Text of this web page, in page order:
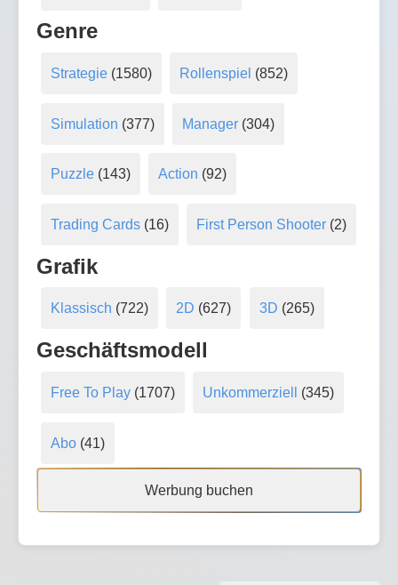
Genre
Strategie(1580) Rollenspiel (852)
Simulation (377) Manager (304)
Puzzle(143) Action (92)
Trading Cards(16) First Person Shooter (2)
Grafik
Klassisch (722) 2D (627) 3D (265)
Geschäftsmodell
Free To Play(1707) Unkommerziell (345)
Abo(41)
Werbung buchen